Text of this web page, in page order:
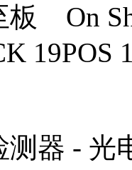
板 On
19POS
测器 - 光